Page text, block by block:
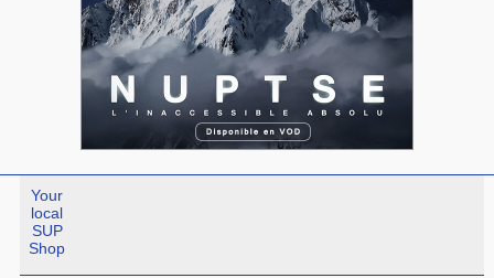
Your
local
SUP
Shop